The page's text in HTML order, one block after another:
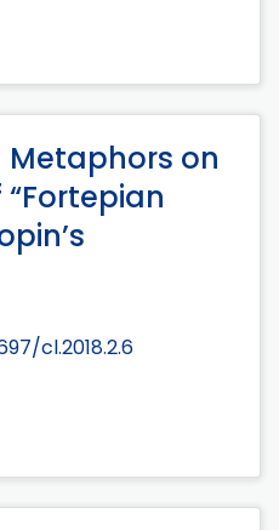
Metaphors on
cl.2018.2.6